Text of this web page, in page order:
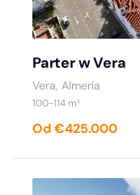
Parter w Vera
Vera, Almería
100-114 m²
Od €425.000